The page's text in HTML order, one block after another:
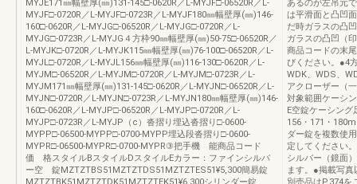
MYJE171㎜幅壁厚(㎜)131-145□-0620R／L-MYJF□-06520R／L-
MYJF□-0720R／L-MYJF□-0723R／L-MYJF180㎜幅壁厚(㎜)146-
160□-0620R／L-MYJG□-06520R／L-MYJG□-0720R／L-
MYJG□-0723R／L-MYJG４方枠90㎜幅壁厚(㎜)50-75□-06520R／
L-MYJK□-0720R／L-MYJK115㎜幅壁厚(㎜)76-100□-06520R／L-
MYJL□-0720R／L-MYJL156㎜幅壁厚(㎜)116-130□-0620R／L-
MYJM□-06520R／L-MYJM□-0720R／L-MYJM□-0723R／L-
MYJM171㎜幅壁厚(㎜)131-145□-0620R／L-MYJN□-06520R／L-
MYJN□-0720R／L-MYJN□-0723R／L-MYJN180㎜幅壁厚(㎜)146-
160□-0620R／L-MYJP□-06520R／L-MYJP□-0720R／L-
MYJP□-0723R／L-MYJP（c）沓摺り埋込沓摺り□-0600-
MYPP□-06500-MYPP□-0700-MYPP埋込段沓摺り□-0600-
MYPR□-06500-MYPR□-0700-MYPR③把手機 能商品コード
価 格スタイルBスタイルDスタイルEカラー：ファインシルバ
ー空 錠MZTZTBS51MZTZTDS51MZTZTES51¥5,300簡易錠
MZTZTBK51MZTZTDK51MZTZTEK51¥6,300シリンダー錠
あるのが左吊元
は平滑面と凸凹
だ時ガラスの凸
ガラスの凸凹（
商品コードの末
びください。●4
WDK、WDS、
アクローザー（
対象範囲ケーシ
E空錠ケーシン
156・171・
ダー錠を複数使
定してください
シルバー（鏡面
ます。●掲載写
別売品はP.374を